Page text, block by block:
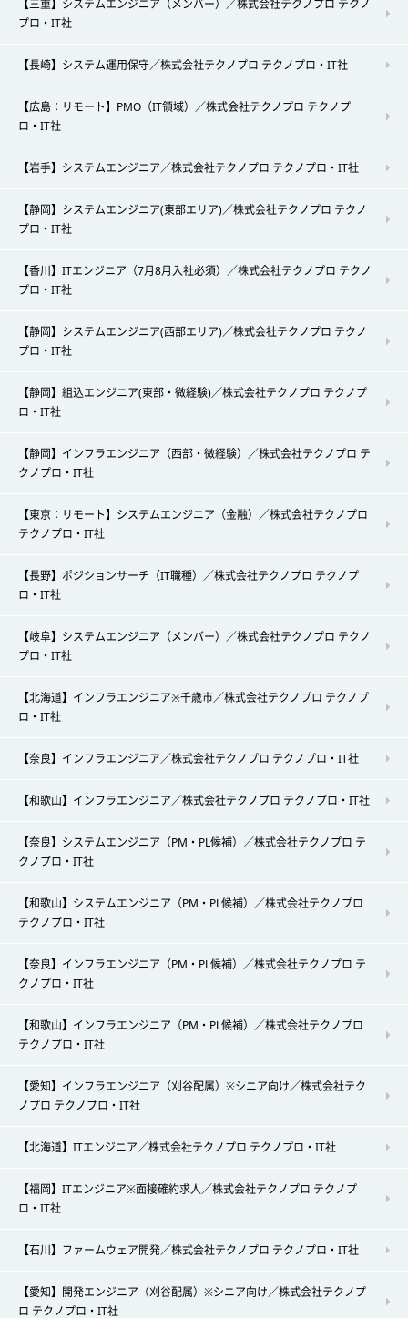
【三重】システムエンジニア（メンバー）／株式会社テクノプロ テクノ
プロ・IT社
【長崎】システム運用保守／株式会社テクノプロ テクノプロ・IT社
【広島：リモート】PMO（IT領域）／株式会社テクノプロ テクノプ
ロ・IT社
【岩手】システムエンジニア／株式会社テクノプロ テクノプロ・IT社
【静岡】システムエンジニア(東部エリア)／株式会社テクノプロ テクノ
プロ・IT社
【香川】ITエンジニア（7月8月入社必須）／株式会社テクノプロ テクノ
プロ・IT社
【静岡】システムエンジニア(西部エリア)／株式会社テクノプロ テクノ
プロ・IT社
【静岡】組込エンジニア(東部・微経験)／株式会社テクノプロ テクノプ
ロ・IT社
【静岡】インフラエンジニア（西部・微経験）／株式会社テクノプロ テ
クノプロ・IT社
【東京：リモート】システムエンジニア（金融）／株式会社テクノプロ
テクノプロ・IT社
【長野】ポジションサーチ（IT職種）／株式会社テクノプロ テクノプ
ロ・IT社
【岐阜】システムエンジニア（メンバー）／株式会社テクノプロ テクノ
プロ・IT社
【北海道】インフラエンジニア※千歳市／株式会社テクノプロ テクノプ
ロ・IT社
【奈良】インフラエンジニア／株式会社テクノプロ テクノプロ・IT社
【和歌山】インフラエンジニア／株式会社テクノプロ テクノプロ・IT社
【奈良】システムエンジニア（PM・PL候補）／株式会社テクノプロ テ
クノプロ・IT社
【和歌山】システムエンジニア（PM・PL候補）／株式会社テクノプロ
テクノプロ・IT社
【奈良】インフラエンジニア（PM・PL候補）／株式会社テクノプロ テ
クノプロ・IT社
【和歌山】インフラエンジニア（PM・PL候補）／株式会社テクノプロ
テクノプロ・IT社
【愛知】インフラエンジニア（刈谷配属）※シニア向け／株式会社テク
ノプロ テクノプロ・IT社
【北海道】ITエンジニア／株式会社テクノプロ テクノプロ・IT社
【福岡】ITエンジニア※面接確約求人／株式会社テクノプロ テクノプ
ロ・IT社
【石川】ファームウェア開発／株式会社テクノプロ テクノプロ・IT社
【愛知】開発エンジニア（刈谷配属）※シニア向け／株式会社テクノプ
ロ テクノプロ・IT社